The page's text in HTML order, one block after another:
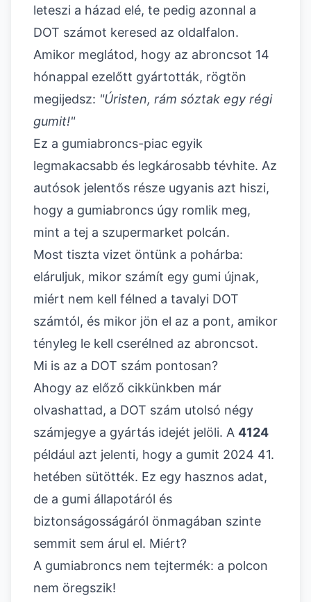
leteszi a házad elé, te pedig azonnal a
DOT számot keresed az oldalfalon.
Amikor meglátod, hogy az abroncsot 14
hónappal ezelőtt gyártották, rögtön
megijedsz: "Úristen, rám sóztak egy régi
gumit!"
Ez a gumiabroncs-piac egyik
legmakacsabb és legkárosabb tévhite. Az
autósok jelentős része ugyanis azt hiszi,
hogy a gumiabroncs úgy romlik meg,
mint a tej a szupermarket polcán.
Most tiszta vizet öntünk a pohárba:
eláruljuk, mikor számít egy gumi újnak,
miért nem kell félned a tavalyi DOT
számtól, és mikor jön el az a pont, amikor
tényleg le kell cserélned az abroncsot.
Mi is az a DOT szám pontosan?
Ahogy az előző cikkünkben már
olvashattad, a DOT szám utolsó négy
számjegye a gyártás idejét jelöli. A 4124
például azt jelenti, hogy a gumit 2024 41.
hetében sütötték. Ez egy hasznos adat,
de a gumi állapotáról és
biztonságosságáról önmagában szinte
semmit sem árul el. Miért?
A gumiabroncs nem tejtermék: a polcon
nem öregszik!